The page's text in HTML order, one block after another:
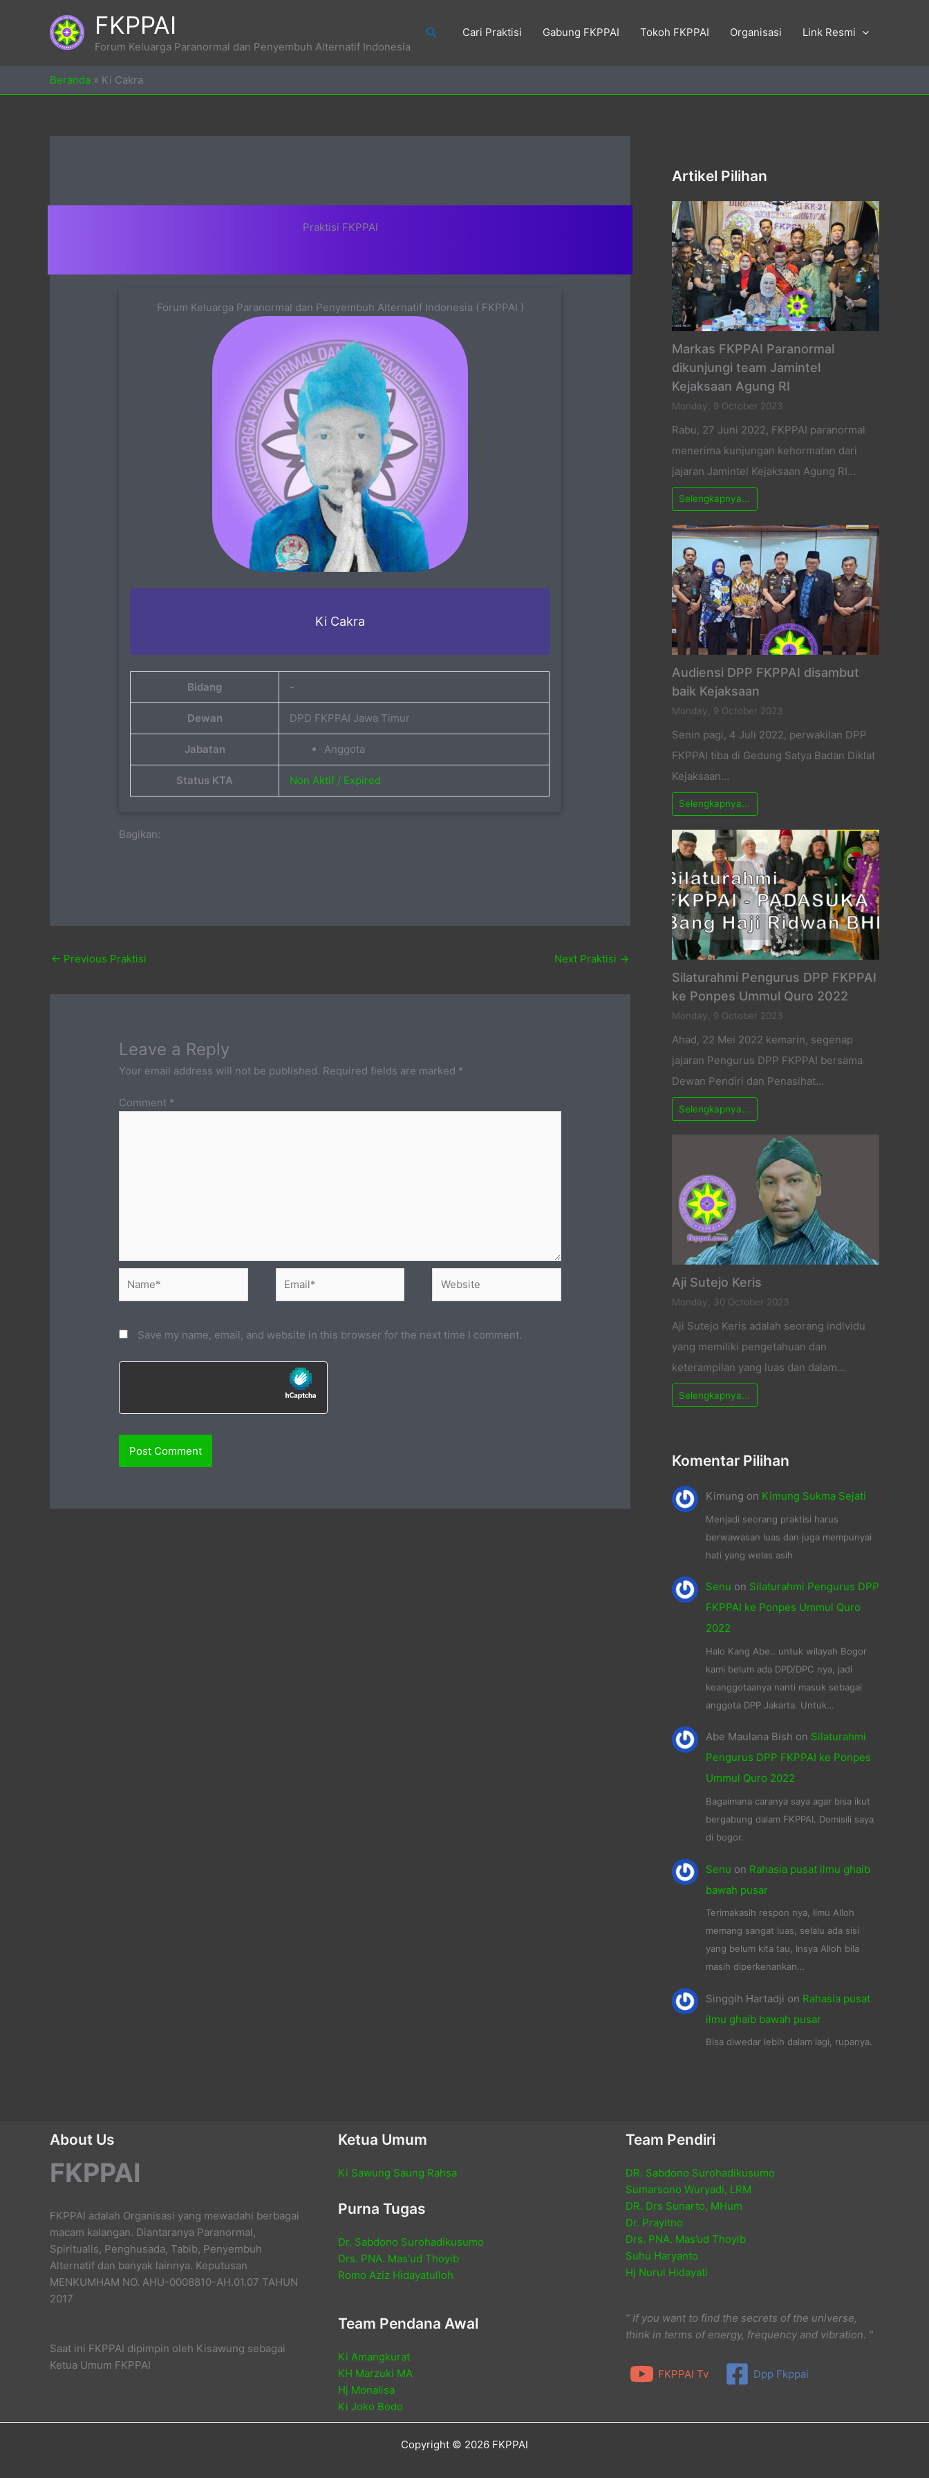
FKPPAI
Forum Keluarga Paranormal dan Penyembuh Alternatif Indonesia
SearchCari Praktisi Gabung FKPPAI Tokoh FKPPAI Organisasi Link Resmi
Beranda » Ki Cakra
Praktisi FKPPAI
Forum Keluarga Paranormal dan Penyembuh Alternatif Indonesia ( FKPPAI )
Ki Cakra
Bidang -
Dewan DPD FKPPAI Jawa Timur
Jabatan Anggota
Status KTA Non Aktif / Expired
Bagikan:
← Previous Praktisi Next Praktisi →
Leave a Reply
Your email address will not be published. Required fields are marked *
Comment *
Save my name, email, and website in this browser for the next time I comment.
Artikel Pilihan
Markas FKPPAI Paranormal
dikunjungi team Jamintel
Kejaksaan Agung RI
Monday, 9 October 2023
Rabu, 27 Juni 2022, FKPPAI paranormal
menerima kunjungan kehormatan dari
jajaran Jamintel Kejaksaan Agung RI…
Selengkapnya...
Audiensi DPP FKPPAI disambut
baik Kejaksaan
Monday, 9 October 2023
Senin pagi, 4 Juli 2022, perwakilan DPP
FKPPAI tiba di Gedung Satya Badan Diklat
Kejaksaan…
Selengkapnya...
Silaturahmi Pengurus DPP FKPPAI
ke Ponpes Ummul Quro 2022
Monday, 9 October 2023
Ahad, 22 Mei 2022 kemarin, segenap
jajaran Pengurus DPP FKPPAI bersama
Dewan Pendiri dan Penasihat…
Selengkapnya...
Aji Sutejo Keris
Monday, 30 October 2023
Aji Sutejo Keris adalah seorang individu
yang memiliki pengetahuan dan
keterampilan yang luas dan dalam…
Selengkapnya...
Komentar Pilihan
Kimung on Kimung Sukma Sejati
Menjadi seorang praktisi harus
berwawasan luas dan juga mempunyai
hati yang welas asih
Senu on Silaturahmi Pengurus DPP
FKPPAI ke Ponpes Ummul Quro
2022
Halo Kang Abe.. untuk wilayah Bogor
kami belum ada DPD/DPC nya, jadi
keanggotaanya nanti masuk sebagai
anggota DPP Jakarta. Untuk…
Abe Maulana Bish on Silaturahmi
Pengurus DPP FKPPAI ke Ponpes
Ummul Quro 2022
Bagaimana caranya saya agar bisa ikut
bergabung dalam FKPPAI. Domisili saya
di bogor.
Senu on Rahasia pusat ilmu ghaib
bawah pusar
Terimakasih respon nya, Ilmu Alloh
memang sangat luas, selalu ada sisi
yang belum kita tau, Insya Alloh bila
masih diperkenankan…
Singgih Hartadji on Rahasia pusat
ilmu ghaib bawah pusar
Bisa diwedar lebih dalam lagi, rupanya.
About Us
FKPPAI
FKPPAI adalah Organisasi yang mewadahi berbagai
macam kalangan. Diantaranya Paranormal,
Spiritualis, Penghusada, Tabib, Penyembuh
Alternatif dan banyak lainnya. Keputusan
MENKUMHAM NO. AHU-0008810-AH.01.07 TAHUN
2017
Saat ini FKPPAI dipimpin oleh Kisawung sebagai
Ketua Umum FKPPAI
Ketua Umum
Ki Sawung Saung Rahsa
Purna Tugas
Dr. Sabdono Surohadikusumo
Drs. PNA. Mas'ud Thoyib
Romo Aziz Hidayatulloh
Team Pendana Awal
Ki Amangkurat
KH Marzuki MA
Hj Monalisa
Ki Joko Bodo
Team Pendiri
DR. Sabdono Surohadikusumo
Sumarsono Wuryadi, LRM
DR. Drs Sunarto, MHum
Dr. Prayitno
Drs. PNA. Mas’ud Thoyib
Suhu Haryanto
Hj Nurul Hidayati
“ If you want to find the secrets of the universe,
think in terms of energy, frequency and vibration. ”
FKPPAI Tv Dpp Fkppai
Copyright © 2026 FKPPAI